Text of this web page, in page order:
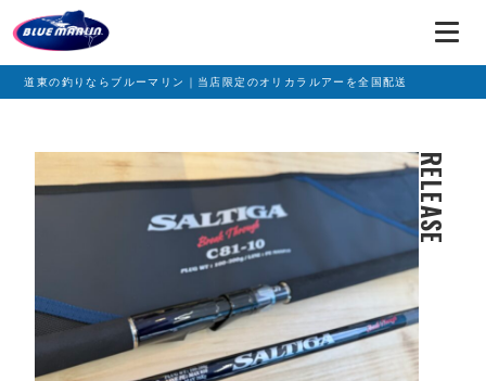
道東の釣りならブルーマリン｜当店限定のオリカラルアーを全国配送
RELEASE